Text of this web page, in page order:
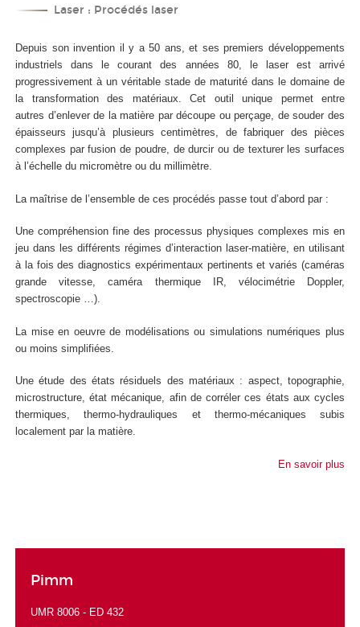
Laser : Procédés laser
Depuis son invention il y a 50 ans, et ses premiers développements
industriels dans le courant des années 80, le laser est arrivé
progressivement à un véritable stade de maturité dans le domaine de
la transformation des matériaux. Cet outil unique permet entre
autres d’enlever de la matière par découpe ou perçage, de souder des
épaisseurs jusqu’à plusieurs centimètres, de fabriquer des pièces
complexes par fusion de poudre, de durcir ou de texturer les surfaces
à l’échelle du micromètre ou du millimètre.
La maîtrise de l’ensemble de ces procédés passe tout d’abord par :
Une compréhension fine des processus physiques complexes mis en
jeu dans les différents régimes d’interaction laser-matière, en utilisant
à la fois des diagnostics expérimentaux pertinents et variés (caméras
grande vitesse, caméra thermique IR, vélocimétrie Doppler,
spectroscopie …).
La mise en oeuvre de modélisations ou simulations numériques plus
ou moins simplifiées.
Une étude des états résiduels des matériaux : aspect, topographie,
microstructure, état mécanique, afin de corréler ces états aux cycles
thermiques, thermo-hydrauliques et thermo-mécaniques subis
localement par la matière.
En savoir plus
Pimm
UMR 8006 - ED 432